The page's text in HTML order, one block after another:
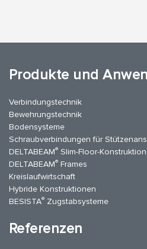
Produkte und
Verbindungstechnik
Bewehrungstechnik
Bodensysteme
Schraubverbindungen für
DELTABEAM® Slim-Floor-
DELTABEAM® Frames
Kreislaufwirtschaft
Hybride Konstruktionen
BESISTA® Zugstabsysteme
Referenzen